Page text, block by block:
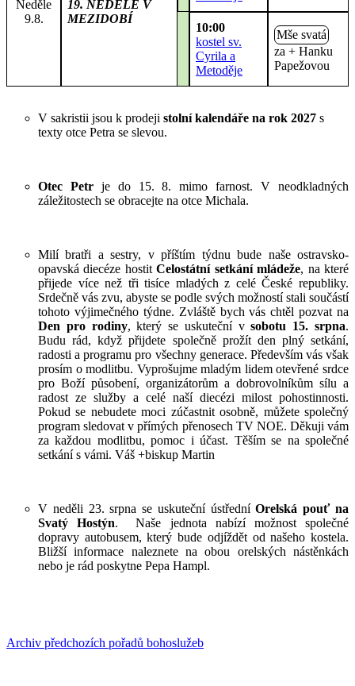
Neděle
9.8.
19. NEDĚLE V
MEZIDOBÍ
10:00
kostel sv.
Cyrila a
Metoděje
Mše svatá
za + Hanku
Papežovou
V sakristii jsou k prodeji stolní kalendáře na rok 2027 s
texty otce Petra se slevou.
Otec Petrje do 15. 8. mimo farnost. V neodkladných
záležitostech se obracejte na otce Michala.
Milí bratři a sestry, v příštím týdnu bude naše ostravsko-
opavská diecéze hostitCelostátní setkání mládeže, nakteré
přijede více než tři tisíce mladých z celé České republiky.
Srdečně vás zvu, abyste se podle svých možností stali součástí
tohoto výjimečného týdne. Zvláště bych vás chtěl pozvat na
Den pro rodiny, který se uskuteční vsobotu 15. srpna.
Budu rád, když přijdete společně prožít den plný setkání,
radosti a programu pro všechny generace. Především vás však
prosím o modlitbu. Vyprošujme mladým lidem otevřené srdce
pro Boží působení, organizátorům a dobrovolníkům sílu a
radost ze služby a celé naší diecézi milost pohostinnosti.
Pokud se nebudete moci zúčastnit osobně, můžete společný
program sledovat v přímých přenosech TV NOE. Děkuji vám
za každou modlitbu, pomoc i účast. Těším se na společné
setkání s vámi. Váš +biskup Martin
V neděli 23. srpna se uskuteční ústředníOrelská pouť na
Svatý Hostýn. Naše jednota nabízí možnost společné
dopravy autobusem, který bude odjíždět od našeho kostela.
Bližší informace naleznete na obou orelských nástěnkách
nebo je rád poskytne Pepa Hampl.
Archiv předchozích pořadů bohoslužeb